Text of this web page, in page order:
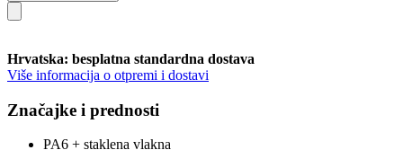
Hrvatska: besplatna standardna dostava
Više informacija o otpremi i dostavi
Značajke i prednosti
PA6 + staklena vlakna